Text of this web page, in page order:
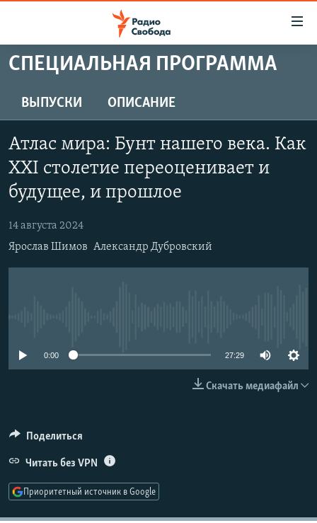
упрощенного
Вернуться
к
основному
содержанию
Вернутся
навигации
Вернутся
ПРОГРАММЫ
ПОДКАСТЫ
ЦИТАТЫ СВОБОДЫ
МНЕНИЯ
КУЛЬТУРА
IDEL.РЕАЛИИ
КАВКАЗ.РЕАЛИИ
ПОДПИШИТЕСЬ НА РАССЫЛКУ
Все сайты РСЕ/РС
СПЕЦИАЛЬНАЯ ПРОГРАММА
ВЫПУСКИ ОПИСАНИЕ
Атлас мира: Бунт нашего века. Как
XXI столетие переоценивает и
будущее, и прошлое
14 августа 2024
Ярослав Шимов Александр Дубровский
0:00 27:29
Скачать медиафайл
Поделиться
Читать без VPN
Приоритетный источник в Google